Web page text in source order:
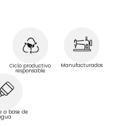
Ciclo productivo
responsable
Manufacturados
a base de